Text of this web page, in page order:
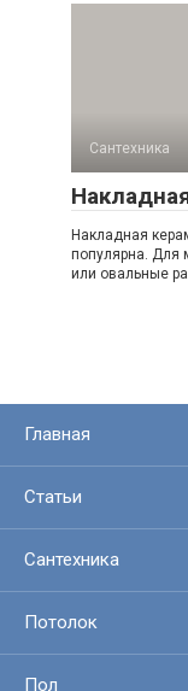
Сантехника
Накладная
популярна. Для
или овальные
Главная
Статьи
Сантехника
Потолок
Пол